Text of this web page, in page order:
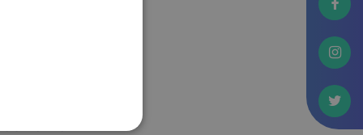
az jelentős